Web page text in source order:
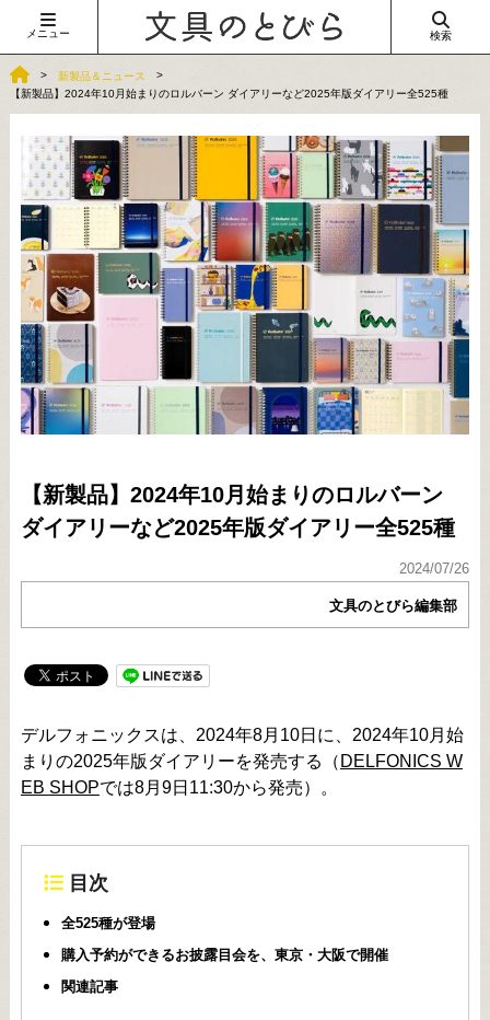
メニュー 検索
新製品＆ニュース
【新製品】2024年10月始まりのロルバーン ダイアリーなど2025年版ダイアリー全525種
【新製品】2024年10月始まりのロルバーン
ダイアリーなど2025年版ダイアリー全525種
2024/07/26
文具のとびら編集部
デルフォニックスは、2024年8月10日に、2024年10月始
まりの2025年版ダイアリーを発売する（ DELFONICS W
EB SHOPでは8月9日11:30から発売）。
目次
全525種が登場
購入予約ができるお披露目会を、東京・大阪で開催
関連記事